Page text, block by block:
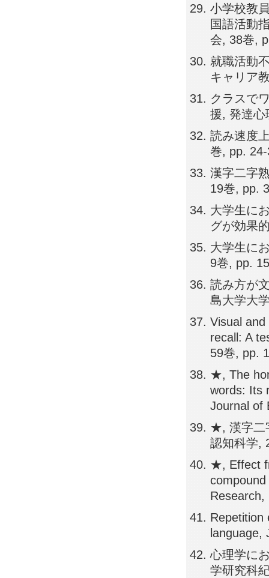
小学校教
国語活動
会, 38巻,
就職活動
キャリア
クラスで
援, 発達心
読み速度
巻, pp.
漢字二字
19巻, pp.
大学生に
グが効果
大学生に
9巻, pp.
読み方が
島大学大
Visual
recall: A
59巻, pp.
★, The
words: Its
Journal of
★, 漢字二
認知科学,
★, Effect
Research,
Repetition
language,
心理学に
学研究科